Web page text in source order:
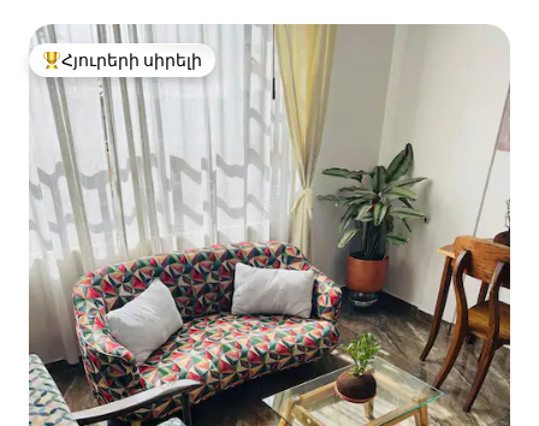
Հյուրերի սիրելի լավագույն տները
Հյուրերի սիրելի